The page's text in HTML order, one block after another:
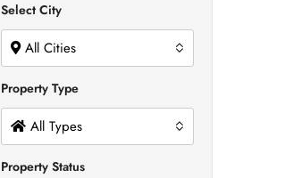
Select City
All Cities
Property Type
All Types
Property Status